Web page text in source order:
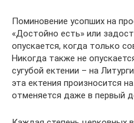
Поминовение усопших на
«Достойно есть» или
опускается, когда только
Никогда также не
сугубой ектении – на
эта ектения произносится
отменяется даже в первый